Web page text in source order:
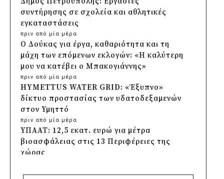
συντήρησης σε σχολεία και αθλητικές
εγκαταστάσεις
πριν από μία μέρα
Ο Δούκας για έργα, καθαριότητα και τη
μάχη των επόμενων εκλογών: «Η καλύτερη
μου να κατέβει ο Μπακογιάννης»
πριν από μία μέρα
HYMETTUS WATER GRID: «Έξυπνο»
δίκτυο προστασίας των υδατοδεξαμενών
στον Υμηττό
πριν από μία μέρα
ΥΠΑΑΤ: 12,5 εκατ. ευρώ για μέτρα
βιοασφάλειας στις 13 Περιφέρειες της
χώρας
Πρέσπεια 2026: Έξι ημέρες πολιτισμού,